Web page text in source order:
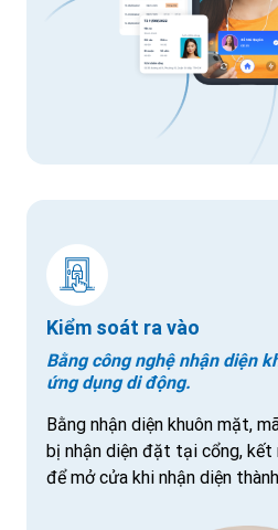
Kiểm soát ra vào
Bằng công nghệ nhận diện
ứng dụng di động.
Bằng nhận diện khuôn mặt,
bị nhận diện đặt tại cổng,
để mở cửa khi nhận diện